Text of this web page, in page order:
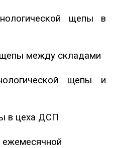
щепы в
между складами
щепы и
в цеха ДСП